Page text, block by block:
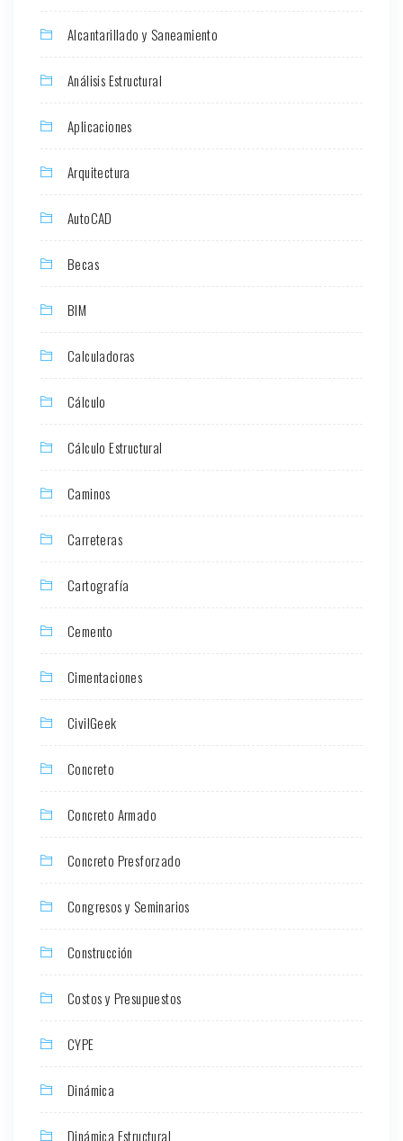
Alcantarillado y Saneamiento
Análisis Estructural
Aplicaciones
Arquitectura
AutoCAD
Becas
BIM
Calculadoras
Cálculo
Cálculo Estructural
Caminos
Carreteras
Cartografía
Cemento
Cimentaciones
CivilGeek
Concreto
Concreto Armado
Concreto Presforzado
Congresos y Seminarios
Construcción
Costos y Presupuestos
CYPE
Dinámica
Dinámica Estructural